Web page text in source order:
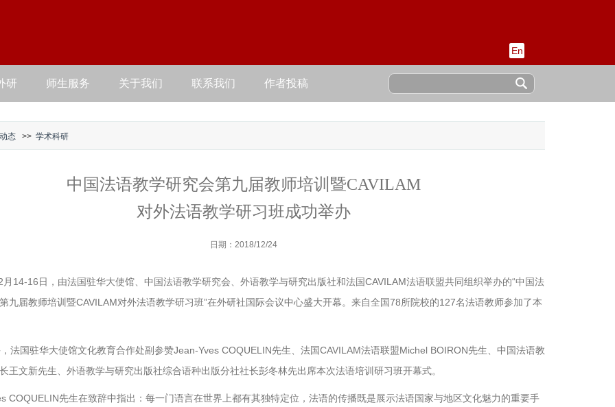
En
研 师生服务 关于我们 联系我们 作者投稿
态 >> 学术科研
中国法语教学研究会第九届教师培训暨CAVILAM
对外法语教学研习班成功举办
日期：2018/12/24
月14-16日，由法国驻华大使馆、中国法语教学研究会、外语教学与研究出版社和法国CAVILAM法语联盟共同组织举办的“中国法
九届教师培训暨CAVILAM对外法语教学研习班”在外研社国际会议中心盛大开幕。来自全国78所院校的127名法语教师参加了本
法国驻华大使馆文化教育合作处副参赞Jean-Yves COQUELIN先生、法国CAVILAM法语联盟Michel BOIRON先生、中国法语教
王文新先生、外语教学与研究出版社综合语种出版分社社长彭冬林先出席本次法语培训研习班开幕式。
COQUELIN先生在致辞中指出：每一门语言在世界上都有其独特定位，法语的传播既是展示法语国家与地区文化魅力的重要手